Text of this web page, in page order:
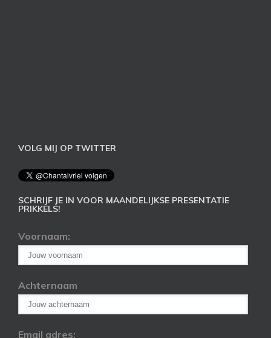
VOLG MIJ OP TWITTER
SCHRIJF JE IN VOOR MAANDELIJKSE PRESENTATIE
PRIKKELS!
Voornaam:
Achternaam
Email adres: